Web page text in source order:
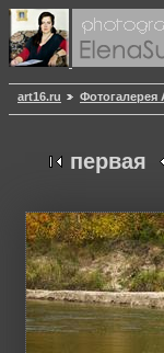
art16.ru Фотогалерея
первая